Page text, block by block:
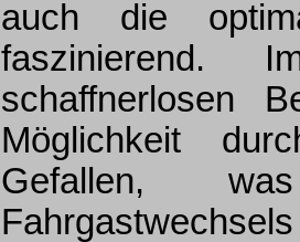
auch die
faszinierend.
schaffnerlosen
Möglichkeit
Gefallen,